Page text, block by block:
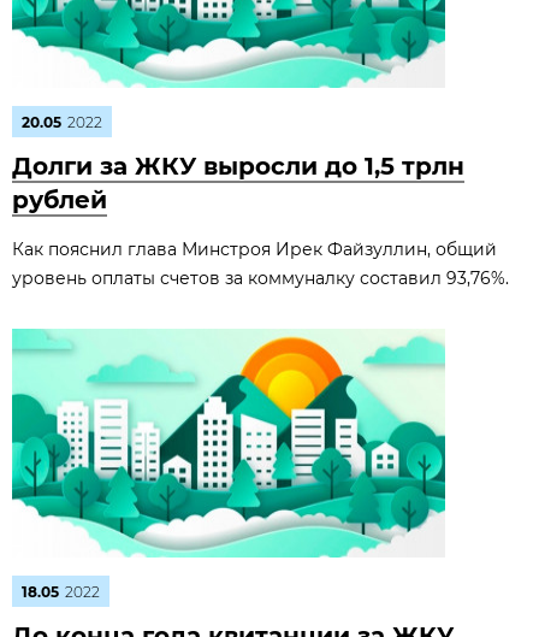
20.05 2022
Долги за ЖКУ выросли до 1,5 трлн
рублей
Как пояснил глава Минстроя Ирек Файзуллин, общий
уровень оплаты счетов за коммуналку составил 93,76%.
18.05 2022